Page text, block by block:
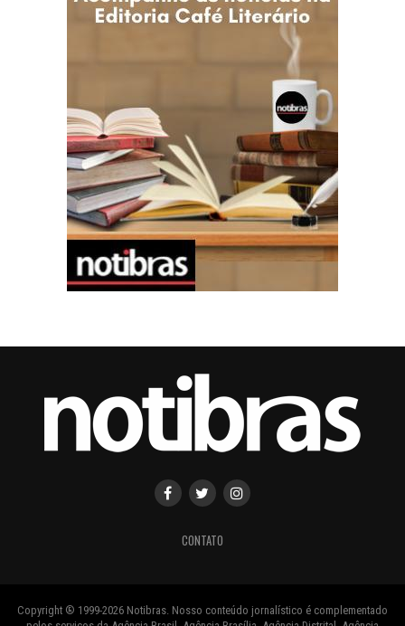
CONTATO
Copyright ® 1999-2026 Notibras. Nosso conteúdo jornalístico é complementado